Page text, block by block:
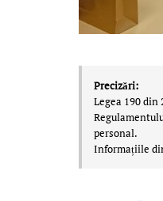
Precizări:
Legea 190
personal.
Informațiile